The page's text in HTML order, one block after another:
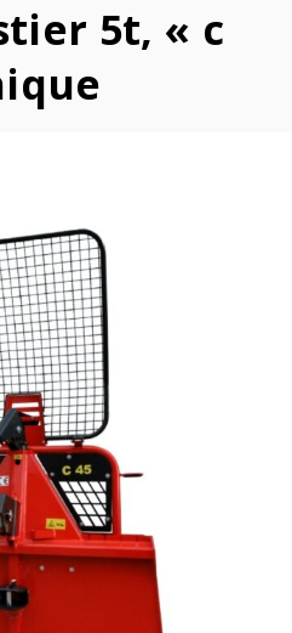
5t, « c